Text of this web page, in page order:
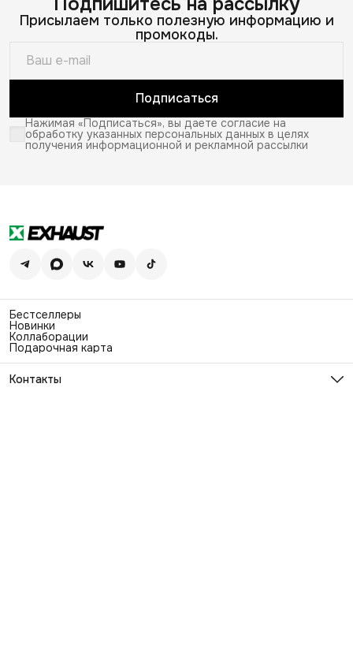
Присылаем только полезную информацию и
промокоды.
Подписаться
Нажимая «Подписаться», вы даете согласие на
обработку указанных персональных данных в целях
получения информационной и рекламной рассылки
Бестселлеры
Новинки
Коллаборации
Подарочная карта
Контакты